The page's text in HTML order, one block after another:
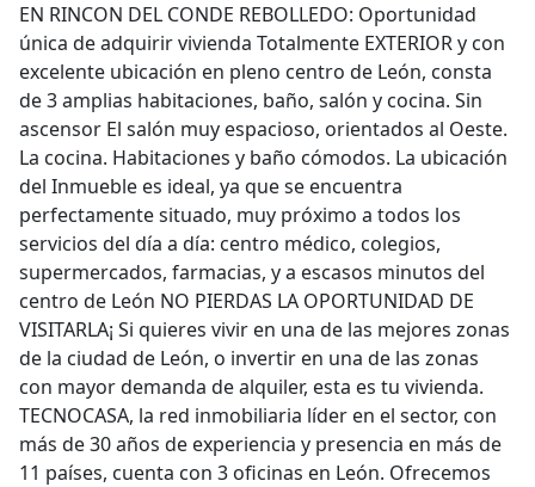
EN RINCON DEL CONDE REBOLLEDO: Oportunidad
única de adquirir vivienda Totalmente EXTERIOR y con
excelente ubicación en pleno centro de León, consta
de 3 amplias habitaciones, baño, salón y cocina. Sin
ascensor El salón muy espacioso, orientados al Oeste.
La cocina. Habitaciones y baño cómodos. La ubicación
del Inmueble es ideal, ya que se encuentra
perfectamente situado, muy próximo a todos los
servicios del día a día: centro médico, colegios,
supermercados, farmacias, y a escasos minutos del
centro de León NO PIERDAS LA OPORTUNIDAD DE
VISITARLA¡ Si quieres vivir en una de las mejores zonas
de la ciudad de León, o invertir en una de las zonas
con mayor demanda de alquiler, esta es tu vivienda.
TECNOCASA, la red inmobiliaria líder en el sector, con
más de 30 años de experiencia y presencia en más de
11 países, cuenta con 3 oficinas en León. Ofrecemos